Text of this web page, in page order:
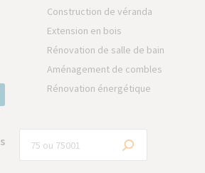
Construction de véranda
Extension en bois
Rénovation de salle de bain
Aménagement de combles
Rénovation énergétique